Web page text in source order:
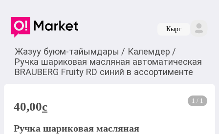
Кырг
Жазуу буюм-тайымдары / Калемдер /
Ручка шариковая масляная автоматическая
BRAUBERG Fruity RD синий в ассортименте
1 / 1
40,00c
Ручка шариковая масляная